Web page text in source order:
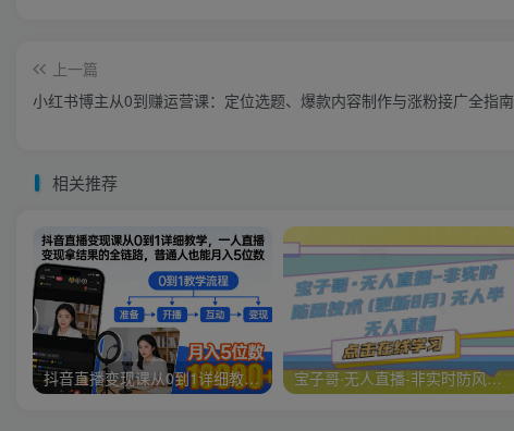
上一篇
小红书博主从0到赚运营课：定位选题、爆款内容制作与涨粉接广全指南
相关推荐
抖音直播变现课从0到1详细教学，一人直播变现拿结果的全链路，普通人也能月入5位数 宝子哥·无人直播-非实时防风技术(更新25年9月)无人半无人直播